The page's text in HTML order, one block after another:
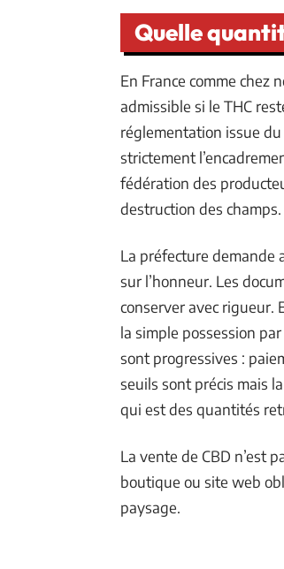
Quelle
En France comme chez
admissible si le THC
réglementation issue
strictement
fédération des
destruction des champs.
La préfecture demande
sur l’honneur. Les
conserver avec rigueur.
la simple possession
sont progressives :
seuils sont précis mais
qui est des quantités
La vente de CBD n’est
boutique ou site web
paysage.